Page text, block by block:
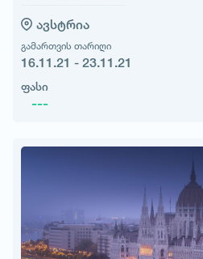
ავსტრია
გამართვის თარიღი
16.11.21 - 23.11.21
ფასი
---